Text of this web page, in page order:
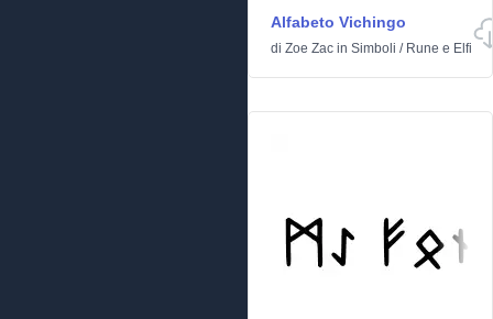
Alfabeto Vichingo
di Zoe Zac in Simboli / Rune e Elfi